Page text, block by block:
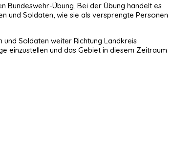
Bundeswehr-Übung. Bei der Übung handelt es
und Soldaten, wie sie als versprengte Personen
Soldaten weiter Richtung Landkreis
einzustellen und das Gebiet in diesem Zeitraum